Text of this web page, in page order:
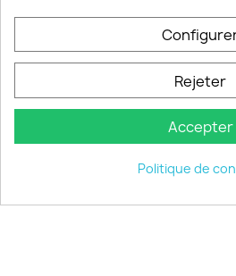
© 2026 - choisistacoque.com
Rejeter
Accepter
Politique de